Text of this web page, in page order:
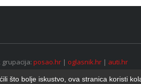
što bolje iskustvo, ova stranica koristi
grupacija: posao.hr | oglasnik.hr | auti.hr